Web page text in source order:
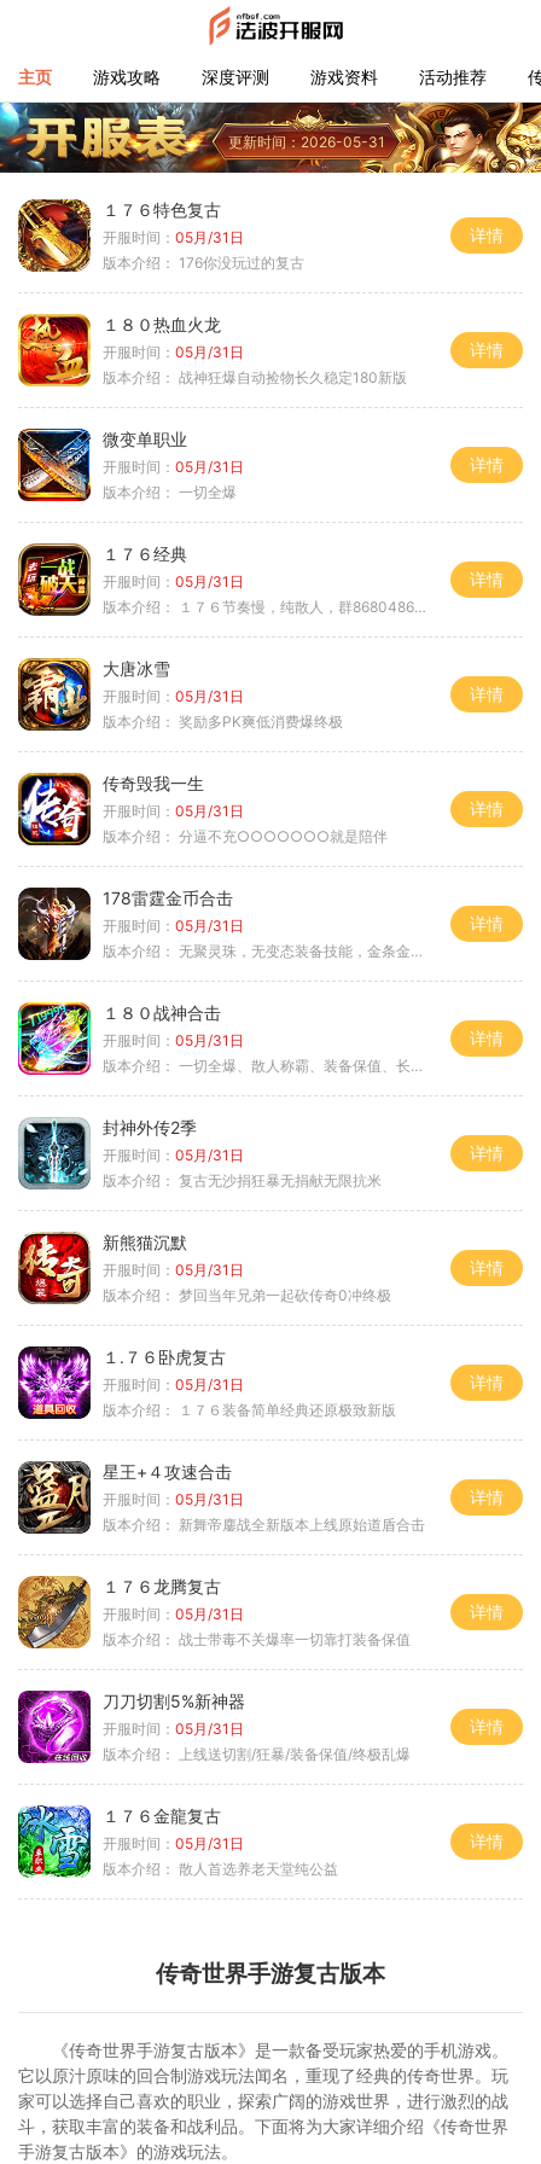
主页 游戏攻略 深度评测 游戏资料 活动推荐
更新时间：2026-05-31
１７６特色复古
开服时间： 05月/31日
版本介绍： 176你没玩过的复古
详情
１８０热血火龙
开服时间： 05月/31日
版本介绍： 战神狂爆自动捡物长久稳定180新版
详情
微变单职业
开服时间： 05月/31日
版本介绍： 一切全爆
详情
１７６经典
开服时间： 05月/31日
版本介绍：
１７６节奏慢，纯散人，群868048665
详情
大唐冰雪
开服时间： 05月/31日
版本介绍： 奖励多PK爽低消费爆终极
详情
传奇毁我一生
开服时间： 05月/31日
版本介绍： 分逼不充○○○○○○○就是陪伴
详情
178雷霆金币合击
开服时间： 05月/31日
版本介绍： 无聚灵珠，无变态装备技能，金条金刚石保底
详情
１８０战神合击
开服时间： 05月/31日
版本介绍： 一切全爆、散人称霸、装备保值、长期耐玩
详情
封神外传2季
开服时间： 05月/31日
版本介绍： 复古无沙捐狂暴无捐献无限抗米
详情
新熊猫沉默
开服时间： 05月/31日
版本介绍： 梦回当年兄弟一起砍传奇0冲终极
详情
１.７６卧虎复古
开服时间： 05月/31日
版本介绍：
１７６装备简单经典还原极致新版
详情
星王+４攻速合击
开服时间： 05月/31日
版本介绍： 新舞帝鏖战全新版本上线原始道盾合击
详情
１７６龙腾复古
开服时间： 05月/31日
版本介绍： 战士带毒不关爆率一切靠打装备保值
详情
刀刀切割5%新神器
开服时间： 05月/31日
版本介绍：
上线送切割/狂暴/装备保值/终极乱爆
详情
１７６金龍复古
开服时间： 05月/31日
版本介绍： 散人首选养老天堂纯公益
详情
传奇世界手游复古版本
《传奇世界手游复古版本》是一款备受玩家热爱的手机游戏。
它以原汁原味的回合制游戏玩法闻名，重现了经典的传奇世界。玩
家可以选择自己喜欢的职业，探索广阔的游戏世界，进行激烈的战
斗，获取丰富的装备和战利品。下面将为大家详细介绍《传奇世界
手游复古版本》的游戏玩法。